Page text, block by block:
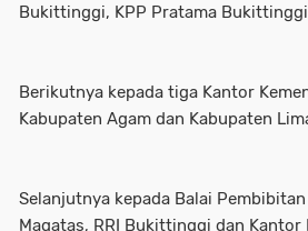
Bukittinggi, KPP Pratama
Berikutnya kepada tiga Kantor
Kabupaten Agam dan Kabupaten
Selanjutnya kepada Balai
Magatas, RRI Bukittinggi dan Kantor